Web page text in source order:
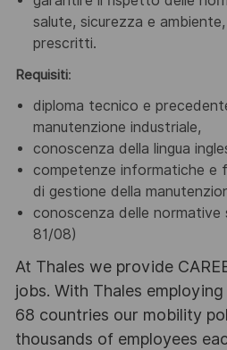
salute, sicurezza e
prescritti.
Requisiti:
diploma tecnico e
manutenzione industriale,
conoscenza della lingua
competenze informatiche e
di gestione della
conoscenza delle normative
81/08)
At Thales we provide
jobs. With Thales
68 countries our mobility
thousands of employees